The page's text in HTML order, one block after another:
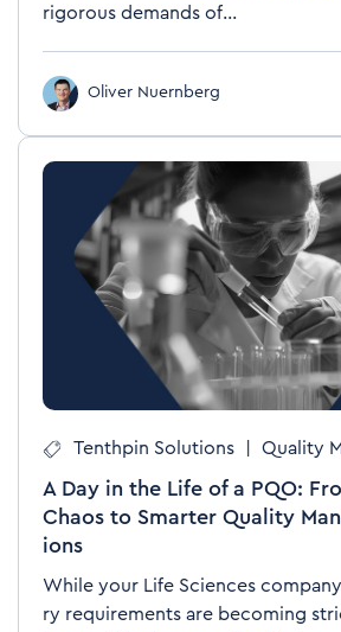
rigorous demands of...
Oliver Nuernberg
Tenthpin Solutions Quality
A Day in the Life of a PQO:
Chaos to Smarter Quality
ions
While your Life Sciences
ry requirements are becoming